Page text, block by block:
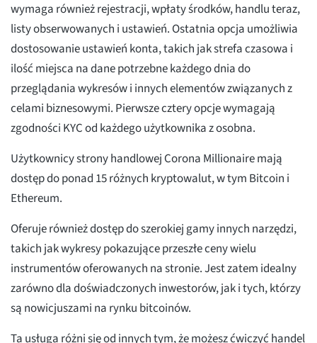
wymaga również rejestracji, wpłaty środków, handlu teraz,
listy obserwowanych i ustawień. Ostatnia opcja umożliwia
dostosowanie ustawień konta, takich jak strefa czasowa i
ilość miejsca na dane potrzebne każdego dnia do
przeglądania wykresów i innych elementów związanych z
celami biznesowymi. Pierwsze cztery opcje wymagają
zgodności KYC od każdego użytkownika z osobna.
Użytkownicy strony handlowej Corona Millionaire mają
dostęp do ponad 15 różnych kryptowalut, w tym Bitcoin i
Ethereum.
Oferuje również dostęp do szerokiej gamy innych narzędzi,
takich jak wykresy pokazujące przeszłe ceny wielu
instrumentów oferowanych na stronie. Jest zatem idealny
zarówno dla doświadczonych inwestorów, jak i tych, którzy
są nowicjuszami na rynku bitcoinów.
Ta usługa różni się od innych tym, że możesz ćwiczyć handel